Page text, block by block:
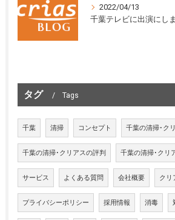
2022/04/13
千葉テレビに出演にし
タグ Tags
千葉 清掃 コンセプト 千葉の清掃･ク
千葉の清掃･クリアスの評判 千葉の清掃･クリ
サービス よくある質問 会社概要 クリ
プライバシーポリシー 採用情報 消毒